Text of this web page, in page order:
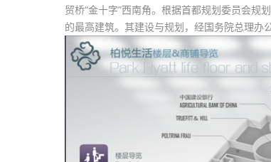
贸桥“金十字”西南角。根据首都规划委员会
的最高建筑。其建设与规划，经国务院总理办